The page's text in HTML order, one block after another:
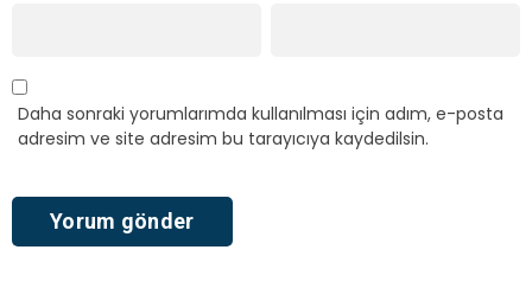
Daha sonraki yorumlarımda kullanılması için adım, e-posta
adresim ve site adresim bu tarayıcıya kaydedilsin.